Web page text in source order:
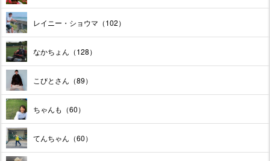
レイニー・ショウマ（102）
なかちょん（128）
こびとさん（89）
ちゃんも（60）
てんちゃん（60）